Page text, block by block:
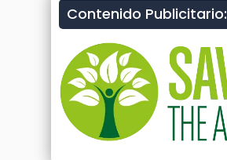
Contenido Publicitario: